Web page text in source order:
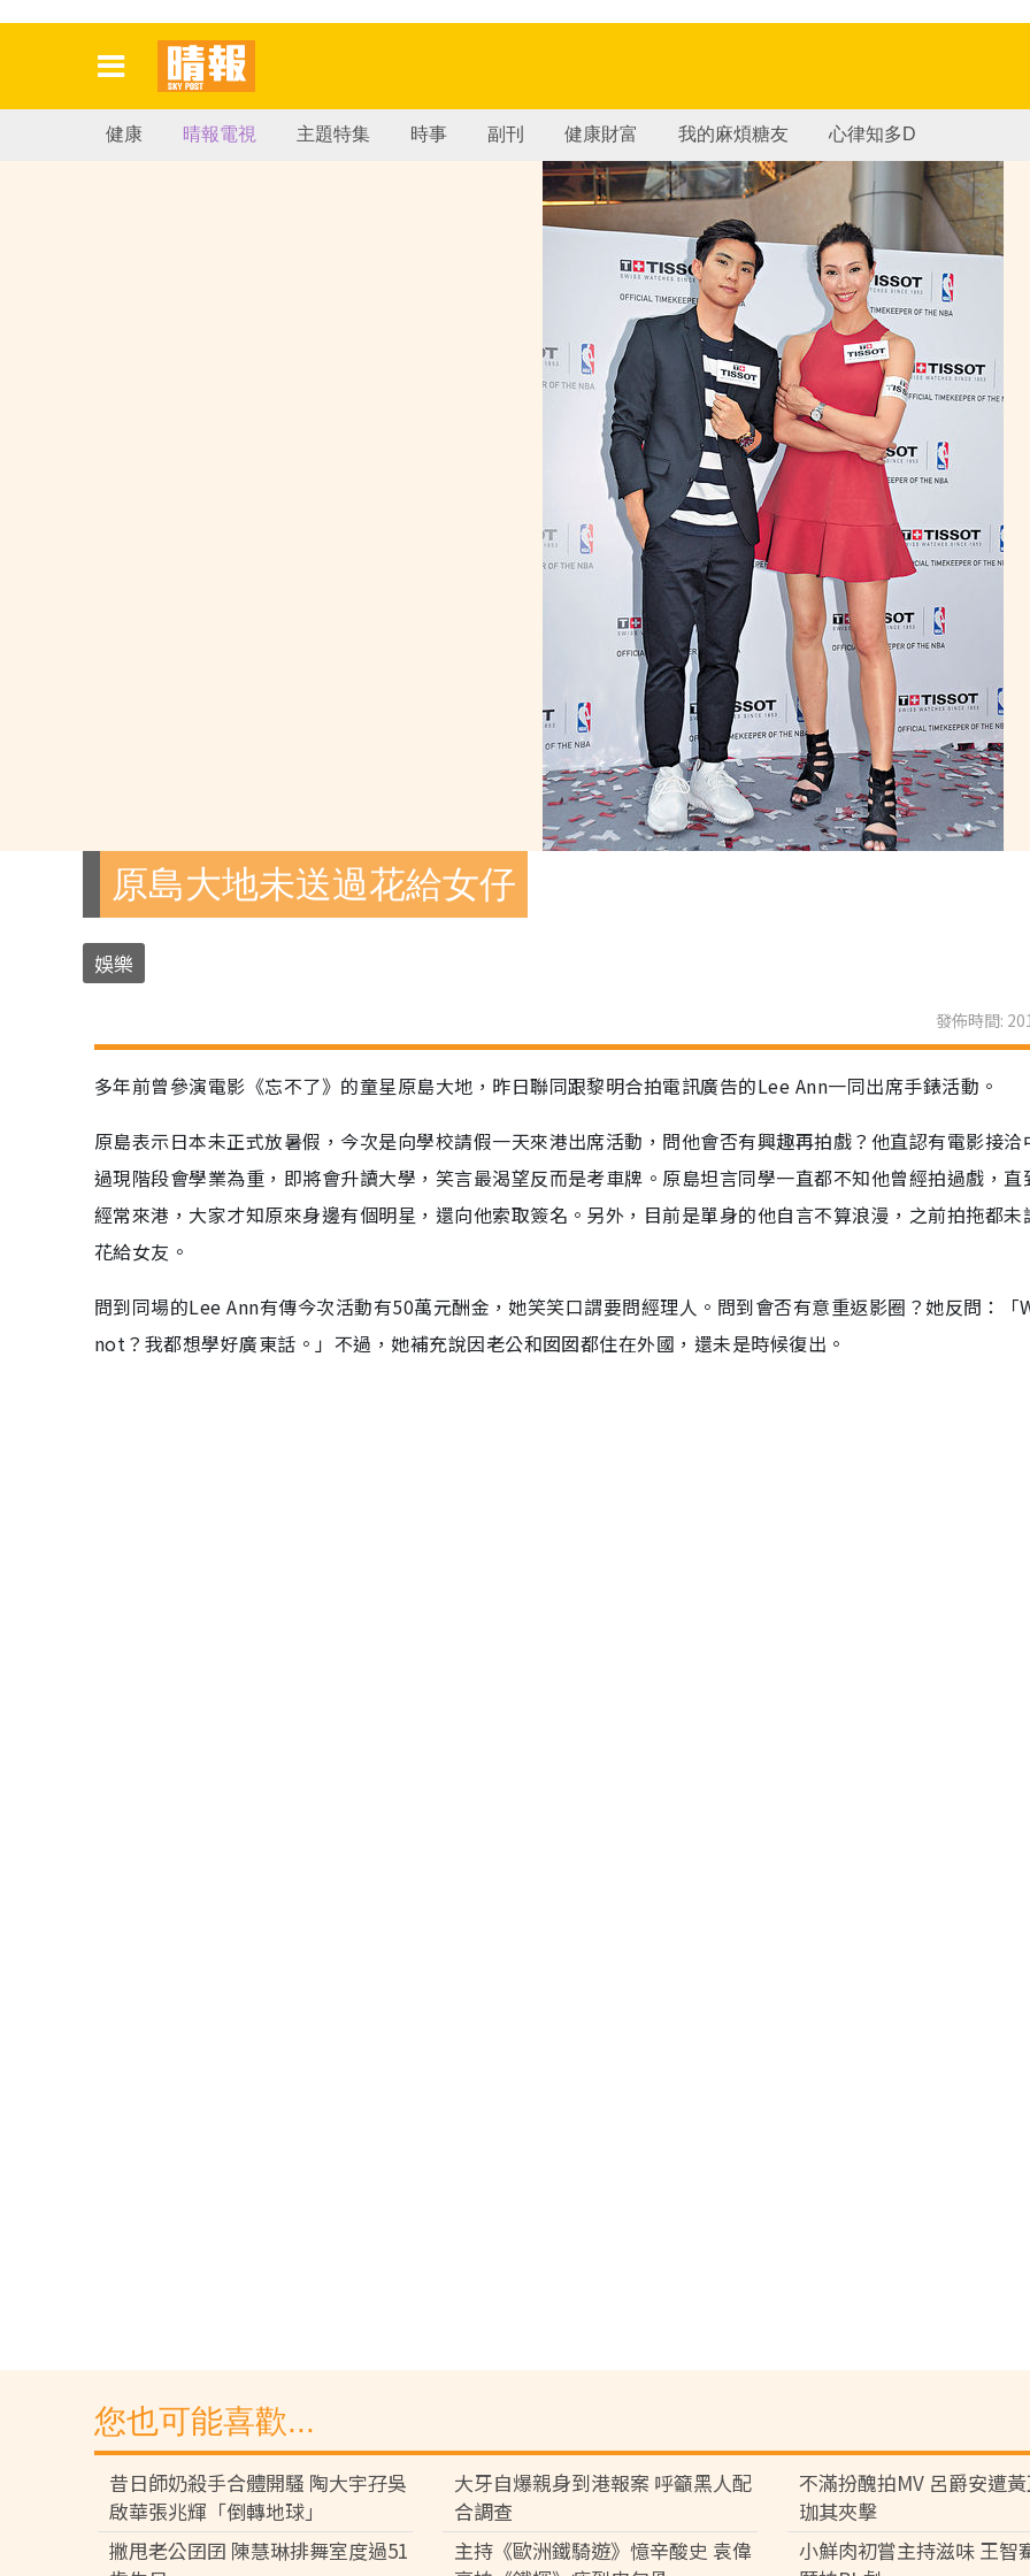
健康 晴報電視 主題特集 時事 副刊 健康財富 我的麻煩糖友 心律知多D
原島大地未送過花給女仔
娛樂
發佈時間:
多年前曾參演電影《忘不了》的童星原島大地，昨日聯同跟黎明合拍電訊廣告的Lee Ann一同出席手錶活動。
原島表示日本未正式放暑假，今次是向學校請假一天來港出席活動，問他會否有興趣再拍戲？他直認有電影接洽
過現階段會學業為重，即將會升讀大學，笑言最渴望反而是考車牌。原島坦言同學一直都不知他曾經拍過戲，直
經常來港，大家才知原來身邊有個明星，還向他索取簽名。另外，目前是單身的他自言不算浪漫，之前拍拖都未
花給女友。
問到同場的Lee Ann有傳今次活動有50萬元酬金，她笑笑口謂要問經理人。問到會否有意重返影圈？她反問：「
not？我都想學好廣東話。」不過，她補充說因老公和囡囡都住在外國，還未是時候復出。
您也可能喜歡...
昔日師奶殺手合體開騷 陶大宇孖吳
啟華張兆輝「倒轉地球」
大牙自爆親身到港報案 呼籲黑人配
合調查
不滿扮醜拍MV 呂爵安遭
珈其夾擊
撇甩老公囝囝 陳慧琳排舞室度過51
主持《歐洲鐵騎遊》憶辛酸史 袁偉
小鮮肉初嘗主持滋味 王智